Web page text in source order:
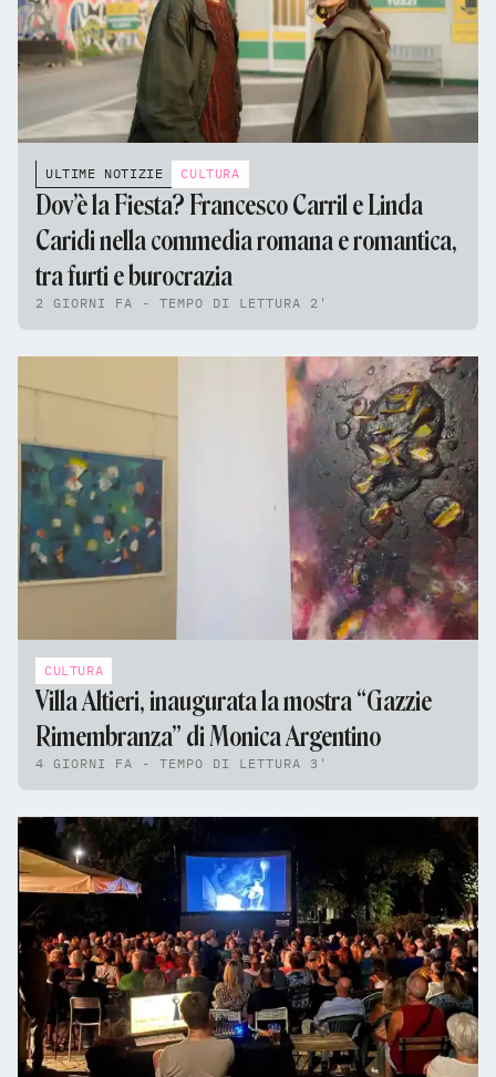
ULTIME NOTIZIE CULTURA
Dov’è la Fiesta? Francesco Carril e Linda
Caridi nella commedia romana e romantica,
tra furti e burocrazia
2 GIORNI FA - TEMPO DI LETTURA 2'
CULTURA
Villa Altieri, inaugurata la mostra “Gazzie
Rimembranza” di Monica Argentino
4 GIORNI FA - TEMPO DI LETTURA 3'